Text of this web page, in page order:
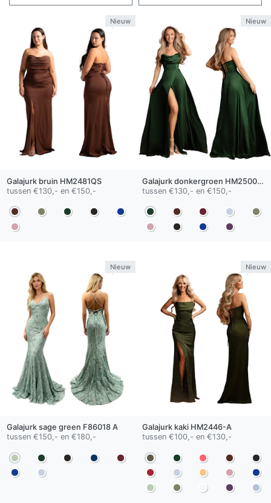
Nieuw
Galajurk bruin HM2481QS
tussen €130,- en €150,-
Nieuw
Galajurk donkergroen HM2500 QS
tussen €130,- en €150,-
Nieuw
Galajurk sage green F86018 A
tussen €150,- en €180,-
Nieuw
Galajurk kakiHM2446-A
tussen €100,- en €130,-